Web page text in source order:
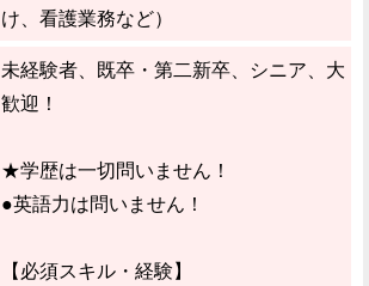
け、看護業務など）
未経験者、既卒・第二新卒、シニア、大
歓迎！
★学歴は一切問いません！
●英語力は問いません！
【必須スキル・経験】